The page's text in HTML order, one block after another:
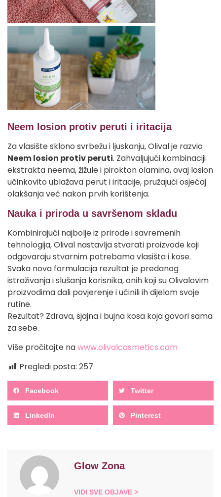
Neem losion protiv peruti i iritacija
Za vlasište sklono svrbežu i ljuskanju, Olival je razvio
Neem losion protiv peruti. Zahvaljujući kombinaciji
ekstrakta neema, žižule i pirokton olamina, ovaj losion
učinkovito ublažava perut i iritacije, pružajući osjećaj
olakšanja već nakon prvih korištenja.
Nauka i priroda u savršenom skladu
Kombinirajući najbolje iz prirode i savremenih
tehnologija, Olival nastavlja stvarati proizvode koji
odgovaraju stvarnim potrebama vlasišta i kose.
Svaka nova formulacija rezultat je predanog
istraživanja i slušanja korisnika, onih koji su Olivalovim
proizvodima dali povjerenje i učinili ih dijelom svoje
rutine.
Rezultat? Zdrava, sjajna i bujna kosa koja govori sama
za sebe.
Više pročitajte nawww.olivalcosmetics.com
Pregledi posta: 257
Facebook Twitter
LinkedIn Pinterest
Glow Zona
VIDI SVE OBJAVE >